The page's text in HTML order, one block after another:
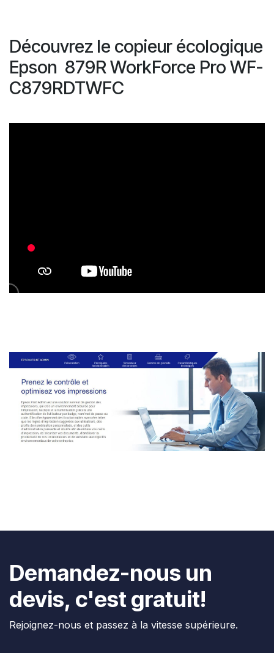
Découvrez le copieur écologique
Epson 879R WorkForce Pro WF-
C879RDTWFC
Demandez-nous un
devis, c'est gratuit!
Rejoignez-nous et passez à la vitesse supérieure.